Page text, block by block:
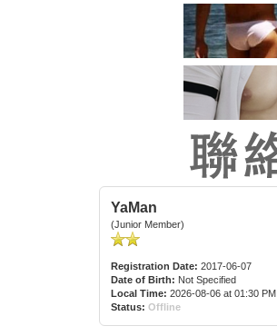
YaMan
(Junior Member)
Registration Date: 2017-06-07
Date of Birth: Not Specified
Local Time: 2026-08-06 at 01:30 PM
Status: Offline